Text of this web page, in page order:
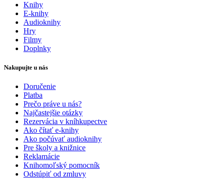
Knihy
E-knihy
Audioknihy
Hry
Filmy
Doplnky
Nakupujte u nás
Doručenie
Platba
Prečo práve u nás?
Najčastejšie otázky
Rezervácia v kníhkupectve
Ako čítať e-knihy
Ako počúvať audioknihy
Pre školy a knižnice
Reklamácie
Knihomoľský pomocník
Odstúpiť od zmluvy